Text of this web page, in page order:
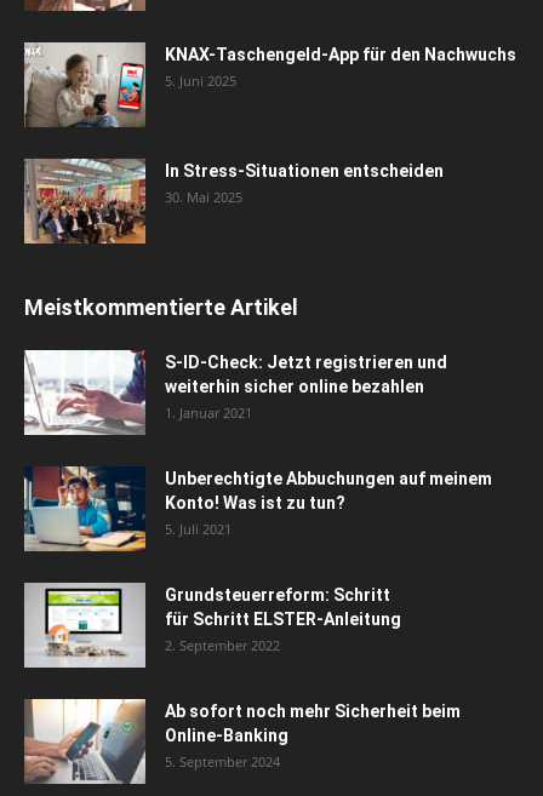
KNAX-Taschengeld-App für den Nachwuchs
5. Juni 2025
In Stress-Situationen entscheiden
30. Mai 2025
Meistkommentierte Artikel
S-ID-Check: Jetzt registrieren und
weiterhin sicher online bezahlen
1. Januar 2021
Unberechtigte Abbuchungen auf meinem
Konto! Was ist zu tun?
5. Juli 2021
Grundsteuerreform: Schritt
für Schritt ELSTER-Anleitung
2. September 2022
Ab sofort noch mehr Sicherheit beim
Online-Banking
5. September 2024